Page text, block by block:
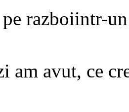
pe razboiintr-
am avut, ce